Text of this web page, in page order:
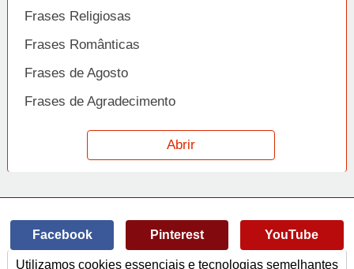
Frases Religiosas
Frases Românticas
Frases de Agosto
Frases de Agradecimento
Frases de Amizade
Frases de Amor
Frases de Arrependimento
Abrir
Facebook Pinterest YouTube
Utilizamos cookies essenciais e tecnologias semelhantes